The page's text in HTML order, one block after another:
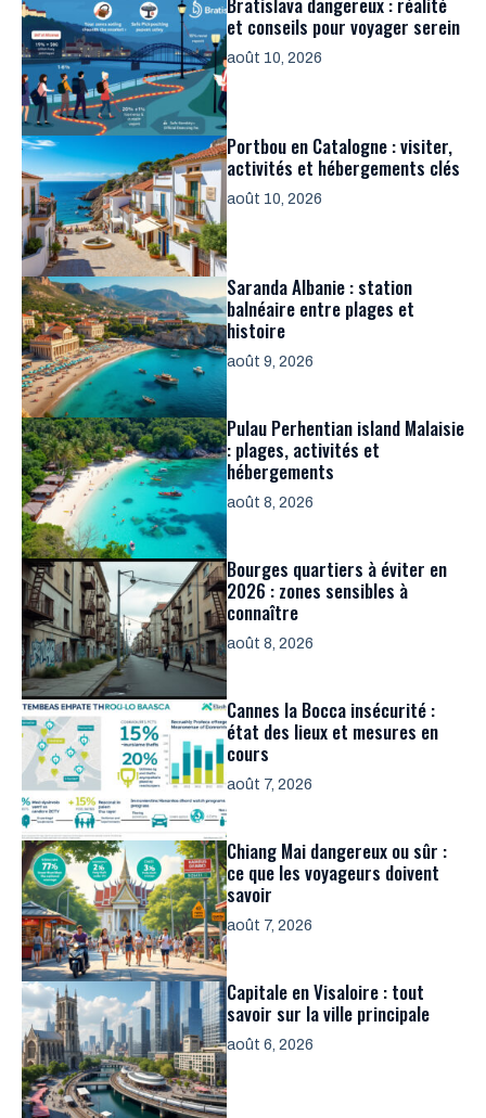
et conseils pour voyager serein
août 10, 2026
Portbou en Catalogne : visiter,
activités et hébergements clés
août 10, 2026
Saranda Albanie : station
balnéaire entre plages et
histoire
août 9, 2026
Pulau Perhentian island Malaisie
: plages, activités et
hébergements
août 8, 2026
Bourges quartiers à éviter en
2026 : zones sensibles à
connaître
août 8, 2026
Cannes la Bocca insécurité :
état des lieux et mesures en
cours
août 7, 2026
Chiang Mai dangereux ou sûr :
ce que les voyageurs doivent
savoir
août 7, 2026
Capitale en Visaloire : tout
savoir sur la ville principale
août 6, 2026